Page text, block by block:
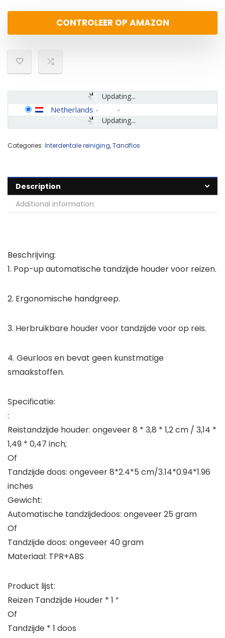
CONTROLEER OP AMAZON
Updating...
Updating...
Netherlands -
Categories: Interdentale reiniging,Tandflos
Description
Additional information
Beschrijving:
1. Pop-up automatische tandzijde houder voor reizen.
2. Ergonomische handgreep.
3. Herbruikbare houder voor tandzijde voor op reis.
4. Geurloos en bevat geen kunstmatige
smaakstoffen.
Specificatie:
:
Reistandzijde houder: ongeveer 8 * 3,8 * 1,2 cm / 3,14 *
1,49 * 0,47 inch;
Of
Tandzijde doos: ongeveer 8*2.4*5 cm/3.14*0.94*1.96
inches
Gewicht:
Automatische tandzijdedoos: ongeveer 25 gram
Of
Tandzijde doos: ongeveer 40 gram
Materiaal: TPR+ABS
Product lijst:
Reizen Tandzijde Houder * 1 “
Of
Tandzijde * 1 doos